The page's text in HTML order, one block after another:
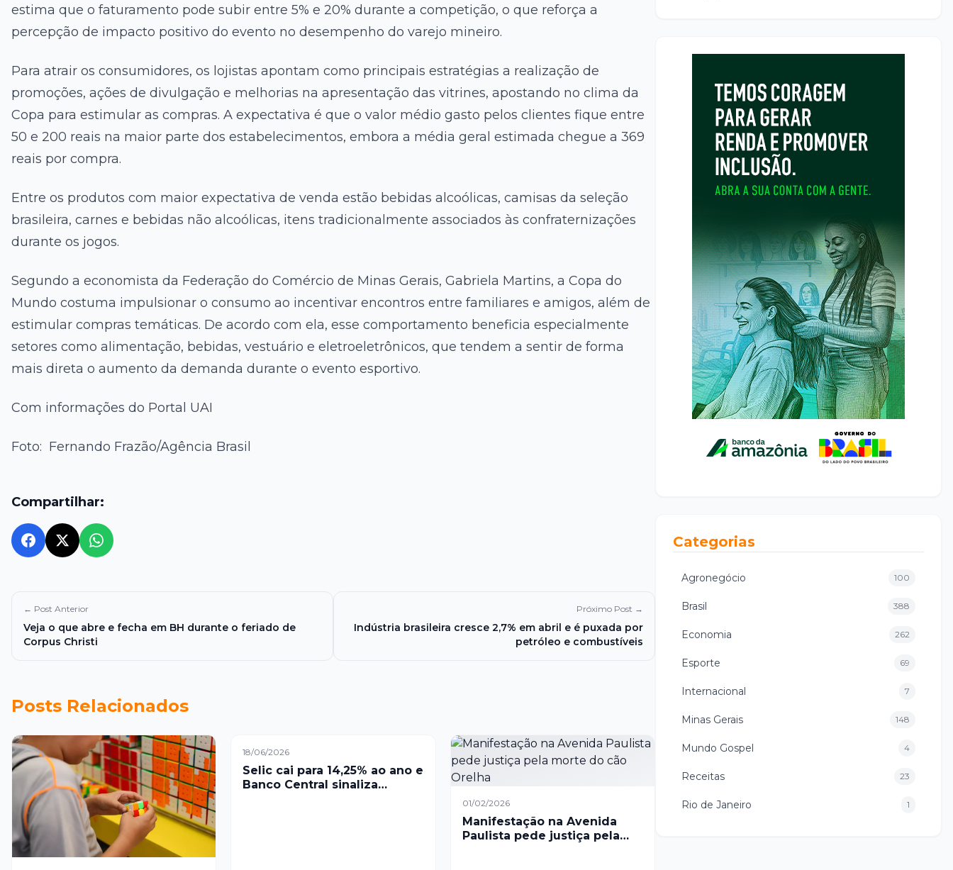
estima que o faturamento pode subir entre 5% e 20% durante a competição, o que reforça a
percepção de impacto positivo do evento no desempenho do varejo mineiro.
Para atrair os consumidores, os lojistas apontam como principais estratégias a realização de
promoções, ações de divulgação e melhorias na apresentação das vitrines, apostando no clima da
Copa para estimular as compras. A expectativa é que o valor médio gasto pelos clientes fique entre
50 e 200 reais na maior parte dos estabelecimentos, embora a média geral estimada chegue a 369
reais por compra.
Entre os produtos com maior expectativa de venda estão bebidas alcoólicas, camisas da seleção
brasileira, carnes e bebidas não alcoólicas, itens tradicionalmente associados às confraternizações
durante os jogos.
Segundo a economista da Federação do Comércio de Minas Gerais, Gabriela Martins, a Copa do
Mundo costuma impulsionar o consumo ao incentivar encontros entre familiares e amigos, além de
estimular compras temáticas. De acordo com ela, esse comportamento beneficia especialmente
setores como alimentação, bebidas, vestuário e eletroeletrônicos, que tendem a sentir de forma
mais direta o aumento da demanda durante o evento esportivo.
Com informações do Portal UAI
Foto: Fernando Frazão/Agência Brasil
Compartilhar:
← Post Anterior
Veja o que abre e fecha em BH durante o feriado de
Corpus Christi
Próximo Post →
Indústria brasileira cresce 2,7% em abril e é puxada por
petróleo e combustíveis
Posts Relacionados
18/06/2026
Selic cai para 14,25% ao ano e
Banco Central sinaliza
01/02/2026
Manifestação na Avenida
Paulista pede justiça pela
Categorias
Agronegócio 100
Brasil 388
Economia 262
Esporte 69
Internacional 7
Minas Gerais 148
Mundo Gospel 4
Receitas 23
Rio de Janeiro 1